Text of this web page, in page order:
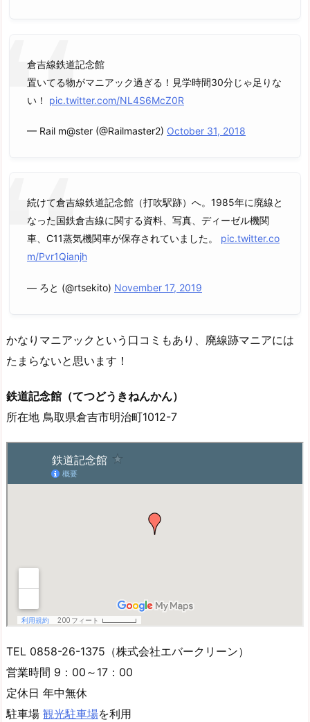
倉吉線鉄道記念館
置いてる物がマニアック過ぎる！見学時間30分じゃ足りな
い！ pic.twitter.com/NL4S6McZ0R
— Rail m@ster (@Railmaster2) October 31, 2018
続けて倉吉線鉄道記念館（打吹駅跡）へ。1985年に廃線と
なった国鉄倉吉線に関する資料、写真、ディーゼル機関
車、C11蒸気機関車が保存されていました。 pic.twitter.co
m/Pvr1Qianjh
— ろと (@rtsekito) November 17, 2019
かなりマニアックという口コミもあり、廃線跡マニアには
たまらないと思います！
鉄道記念館（てつどうきねんかん）
所在地 鳥取県倉吉市明治町1012-7
TEL 0858-26-1375（株式会社エバークリーン）
営業時間 9：00～17：00
定休日 年中無休
駐車場 観光駐車場を利用